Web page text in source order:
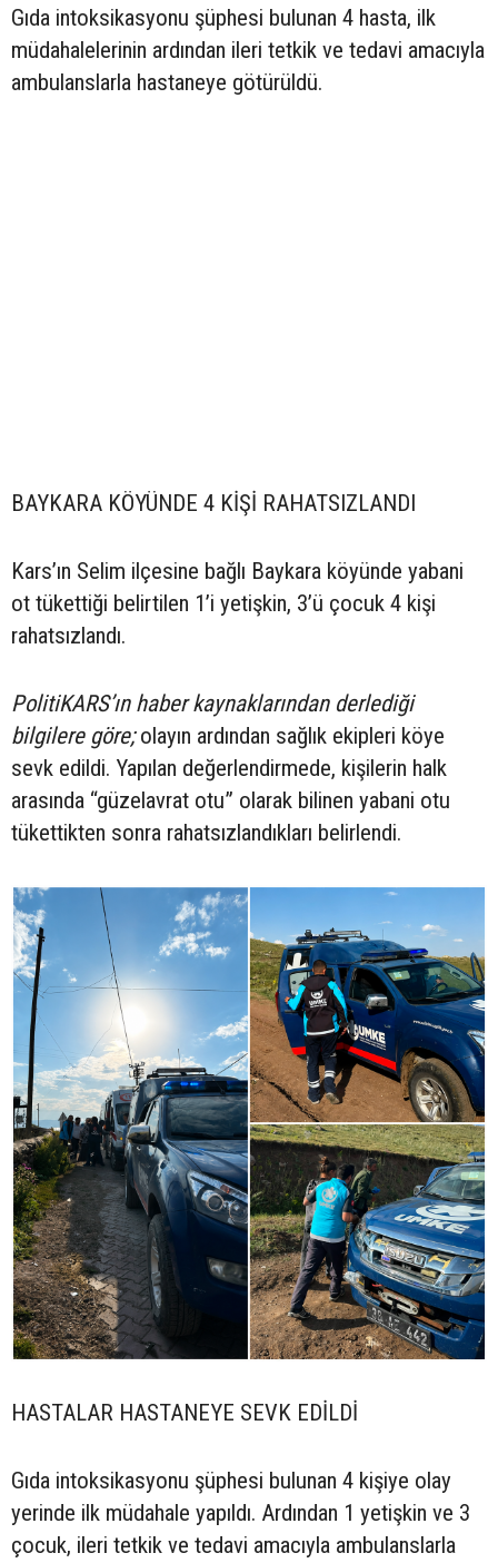
Gıda intoksikasyonu şüphesi bulunan 4 hasta, ilk
müdahalelerinin ardından ileri tetkik ve tedavi amacıyla
ambulanslarla hastaneye götürüldü.
BAYKARA KÖYÜNDE 4 KİŞİ RAHATSIZLANDI
Kars’ın Selim ilçesine bağlı Baykara köyünde yabani
ot tükettiği belirtilen 1’i yetişkin, 3’ü çocuk 4 kişi
rahatsızlandı.
PolitiKARS’ın haber kaynaklarından derlediği
bilgilere göre;olayın ardından sağlık ekipleri köye
sevk edildi. Yapılan değerlendirmede, kişilerin halk
arasında “güzelavrat otu” olarak bilinen yabani otu
tükettikten sonra rahatsızlandıkları belirlendi.
HASTALAR HASTANEYE SEVK EDİLDİ
Gıda intoksikasyonu şüphesi bulunan 4 kişiye olay
yerinde ilk müdahale yapıldı. Ardından 1 yetişkin ve 3
çocuk, ileri tetkik ve tedavi amacıyla ambulanslarla